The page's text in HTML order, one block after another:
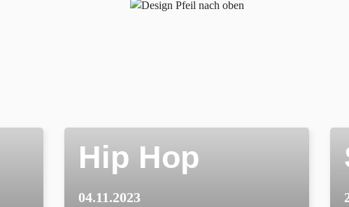
Hip Hop
04.11.2023